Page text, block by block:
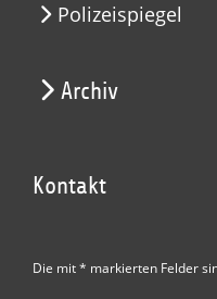
Polizeispiegel
Archiv
Kontakt
Die mit * markierten Felder